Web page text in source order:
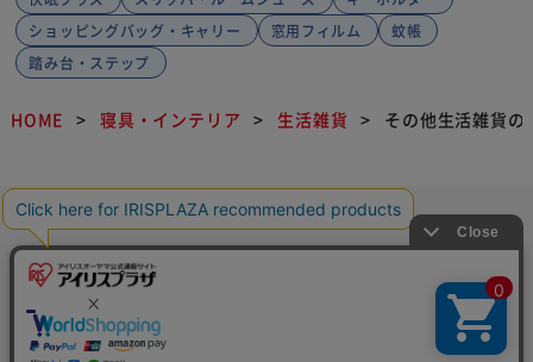
ショッピングバッグ・キャリー
窓用フィルム
蚊帳
踏み台・ステップ
HOME 寝具・インテリア 生活雑貨 その他生活雑貨の